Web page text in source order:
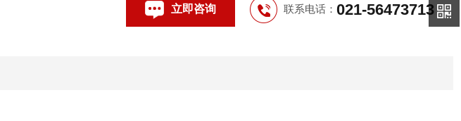
立即咨询 联系电话： 021-56473713